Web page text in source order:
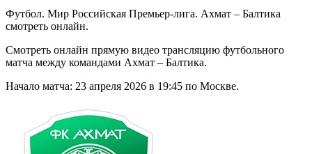
Футбол. Мир Российская Премьер-лига. Ахмат – Балтика
смотреть онлайн.
Смотреть онлайн прямую видео трансляцию футбольного
матча между командами Ахмат – Балтика.
Начало матча: 23 апреля 2026 в 19:45 по Москве.